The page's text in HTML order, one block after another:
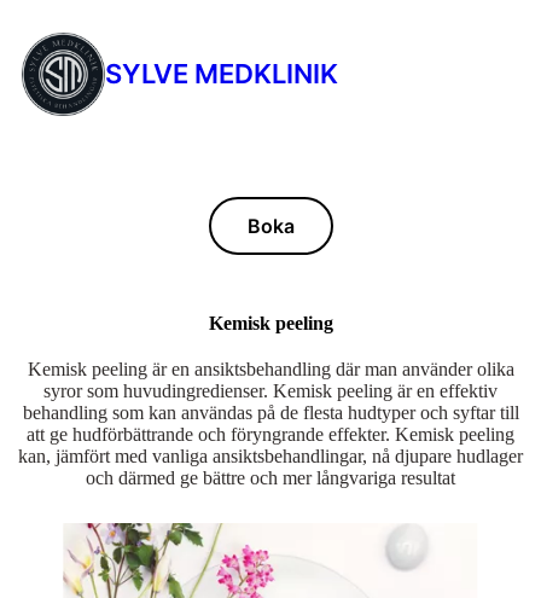
SYLVE MEDKLINIK
Boka
Kemisk peeling
Kemisk peeling är en ansiktsbehandling där man använder olika
syror som huvudingredienser. Kemisk peeling är en effektiv
behandling som kan användas på de flesta hudtyper och syftar till
att ge hudförbättrande och föryngrande effekter. Kemisk peeling
kan, jämfört med vanliga ansiktsbehandlingar, nå djupare hudlager
och därmed ge bättre och mer långvariga resultat